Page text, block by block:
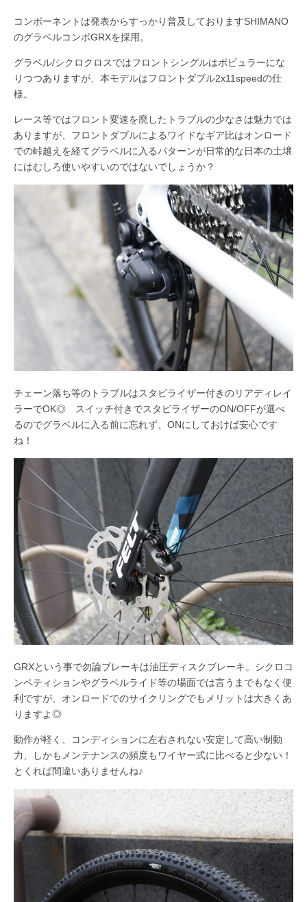
コンポーネントは発表からすっかり普及しておりますSHIMANO
のグラベルコンポGRXを採用。
グラベル/シクロクロスではフロントシングルはポピュラーにな
りつつありますが、本モデルはフロントダブル2x11speedの仕
様。
レース等ではフロント変速を廃したトラブルの少なさは魅力では
ありますが、フロントダブルによるワイドなギア比はオンロード
での峠越えを経てグラベルに入るパターンが日常的な日本の土壌
にはむしろ使いやすいのではないでしょうか？
チェーン落ち等のトラブルはスタビライザー付きのリアディレイ
ラーでOK◎ スイッチ付きでスタビライザーのON/OFFが選べ
るのでグラベルに入る前に忘れず、ONにしておけば安心です
ね！
GRXという事で勿論ブレーキは油圧ディスクブレーキ。シクロコ
ンペティションやグラベルライド等の場面では言うまでもなく便
利ですが、オンロードでのサイクリングでもメリットは大きくあ
りますよ◎
動作が軽く、コンディションに左右されない安定して高い制動
力、しかもメンテナンスの頻度もワイヤー式に比べると少ない！
とくれば間違いありませんね♪